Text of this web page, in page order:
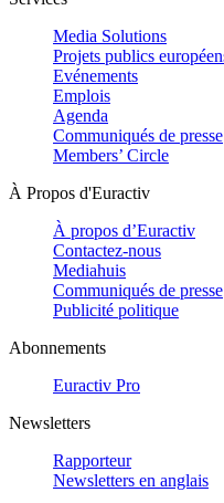
Media Solutions
Projets publics
Evénements
Emplois
Agenda
Communiqués de presse
Members’ Circle
À Propos d'Euractiv
À propos d’Euractiv
Contactez-nous
Mediahuis
Communiqués de presse
Publicité politique
Abonnements
Euractiv Pro
Newsletters
Rapporteur
Newsletters en anglais